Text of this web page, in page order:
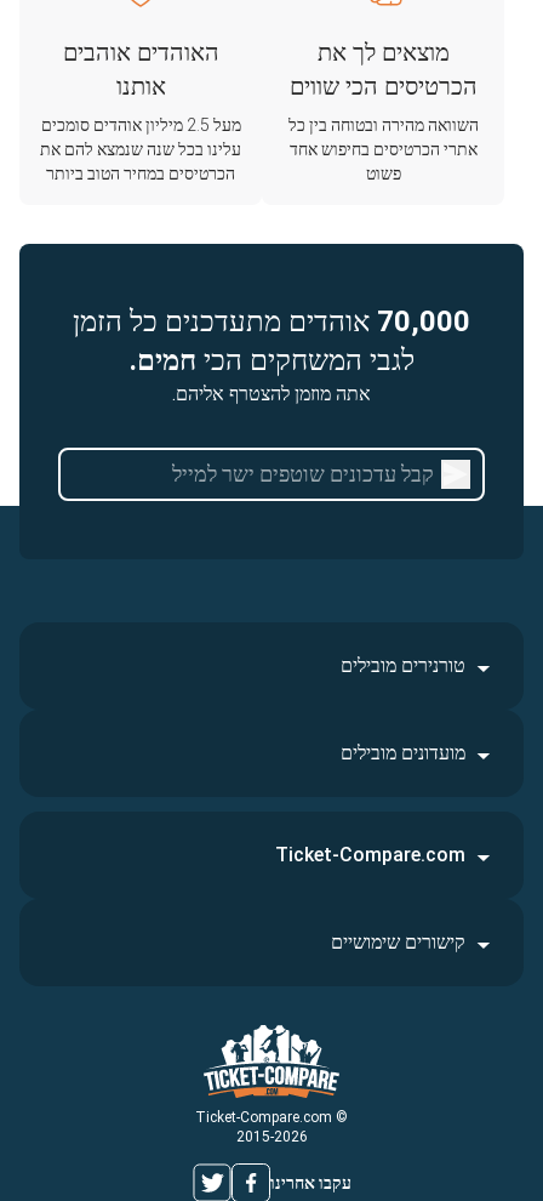
מוצאים לך את
הכרטיסים הכי שווים
השוואה מהירה ובטוחה בין כל
אתרי הכרטיסים בחיפוש אחד
פשוט
האוהדים אוהבים
אותנו
מעל 2.5 מיליון אוהדים סומכים
עלינו בכל שנה שנמצא להם את
הכרטיסים במחיר הטוב ביותר
70,000 אוהדים מתעדכנים כל הזמן
לגבי המשחקים הכי חמים.
אתה מוזמן להצטרף אליהם.
טורנירים מובילים
מועדונים מובילים
© Ticket-Compare.com
2015-2026
עקבו אחרינו
Ticket-Compare.com
קישורים שימושיים